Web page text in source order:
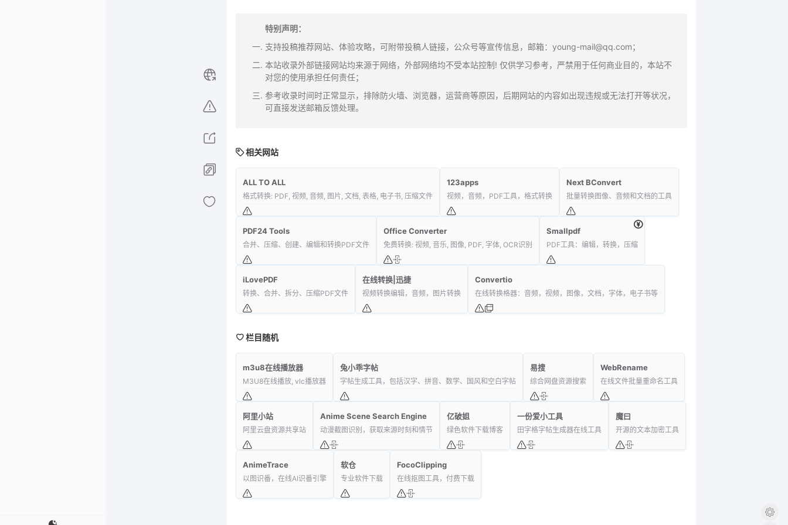
特别声明：
支持投稿推荐网站、体验攻略，可附带投稿人链接，公众号等宣传信息，邮箱：young-mail@qq.com；
本站收录外部链接网站均来源于网络，外部网络均不受本站控制! 仅供学习参考，严禁用于任何商业目的，本站不
对您的使用承担任何责任；
参考收录时间时正常显示，排除防火墙、浏览器，运营商等原因，后期网站的内容如出现违规或无法打开等状况，
可直接发送邮箱反馈处理。
相关网站
ALL TO ALL
格式转换: PDF, 视频, 音频, 图片, 文档, 表格, 电子书, 压缩文件
123apps
视频，音频，PDF工具，格式转换
Next BConvert
批量转换图像、音频和文档的工具
PDF24 Tools
合并、压缩、创建、编辑和转换PDF文件
Office Converter
免费转换: 视频, 音乐, 图像, PDF, 字体, OCR识别
Smallpdf
PDF工具：编辑，转换，压缩
iLovePDF
转换、合并、拆分、压缩PDF文件
在线转换|迅捷
视频转换编辑，音频，图片转换
Convertio
在线转换格器：音频，视频，图像，文档，字体，电子书等
栏目随机
m3u8在线播放器
M3U8在线播放, vlc播放器
兔小乖字帖
字帖生成工具，包括汉字、拼音、数学、国风和空白字帖
易搜
综合网盘资源搜索
WebRename
在线文件批量重命名工具
阿里小站
阿里云盘资源共享站
Anime Scene Search Engine
动漫截图识别，获取来源时刻和情节
亿破姐
绿色软件下载博客
一份爱小工具
田字格字帖生成器在线工具
魔曰
开源的文本加密工具
AnimeTrace
以图识番，在线AI识番引擎
软仓
专业软件下载
FocoClipping
在线抠图工具，付费下载